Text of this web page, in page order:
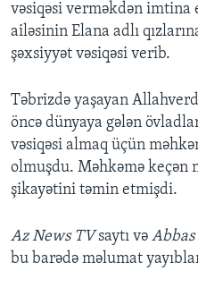
vəsiqəsi verməkdən
ailəsinin Elana adlı
şəxsiyyət vəsiqəsi verib.
Təbrizdə yaşayan
öncə dünyaya gələn
vəsiqəsi almaq üçün
olmuşdu. Məhkəmə keçən
şikayətini təmin etmişdi.
Az News TVsaytı və
bu barədə məlumat